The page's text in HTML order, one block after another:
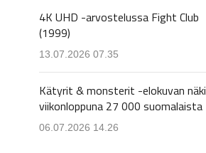
4K UHD -arvostelussa Fight Club
(1999)
13.07.2026 07.35
Kätyrit & monsterit -elokuvan näki
viikonloppuna 27 000 suomalaista
06.07.2026 14.26